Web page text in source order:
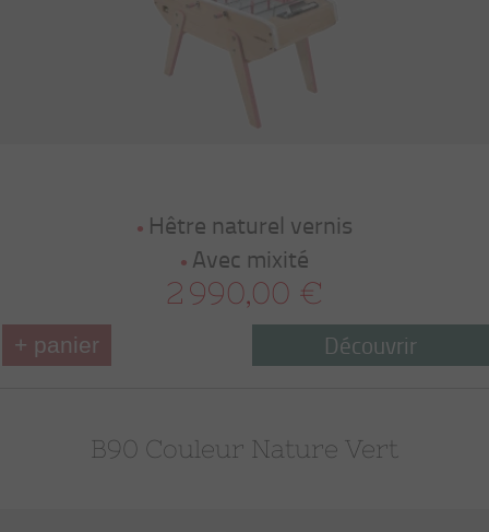
Hêtre naturel vernis
Avec mixité
2 990,00 €
+ panier Découvrir
B90 Couleur Nature Vert